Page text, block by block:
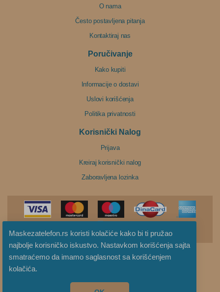
Maskezatelefon.rs koristi kolačiće kako bi ti pružao
najbolje korisničko iskustvo. Nastavkom korišćenja sajta
smatraćemo da imamo saglasnost sa korišćenjem
kolačića.
O nama
Često postavljena pitanja
Kontaktiraj nas
Poručivanje
Kako kupiti
Informacije o dostavi
Uslovi korišćenja
Politika privatnosti
Korisnički Nalog
Prijava
Kreiraj korisnički nalog
Zaboravljena lozinka
MaskeZaTelefon.rs © 2026 Sva prava zadržana